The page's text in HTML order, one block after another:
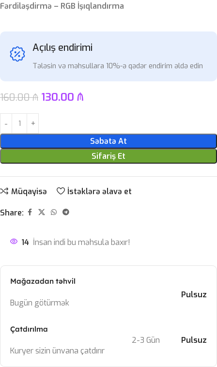
Fərdiləşdirmə – RGB İşıqlandırma
Açılış endirimi
Tələsin və məhsullara 10%-ə qədər endirim əldə edin
160.00₼ 130.00 ₼
Səbətə At
Sifariş Et
Müqayisə İstəklərə əlavə et
Share:
14 İnsan indi bu məhsula baxır!
Mağazadan təhvil
Bugün götürmək
Pulsuz
Çatdırılma
Kuryer sizin ünvana çatdırır
2-3 Gün Pulsuz